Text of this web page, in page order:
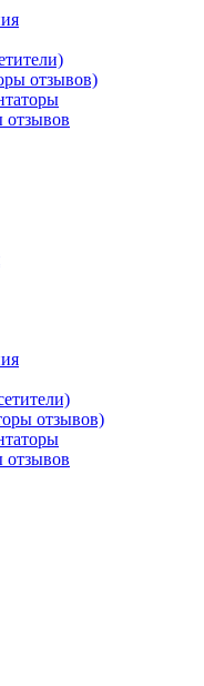
отзывов)
отзывов
отзывов)
отзывов